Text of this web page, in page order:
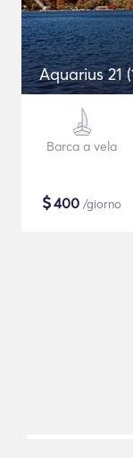
Aquarius 21
Barca a vela
$400 /giorno